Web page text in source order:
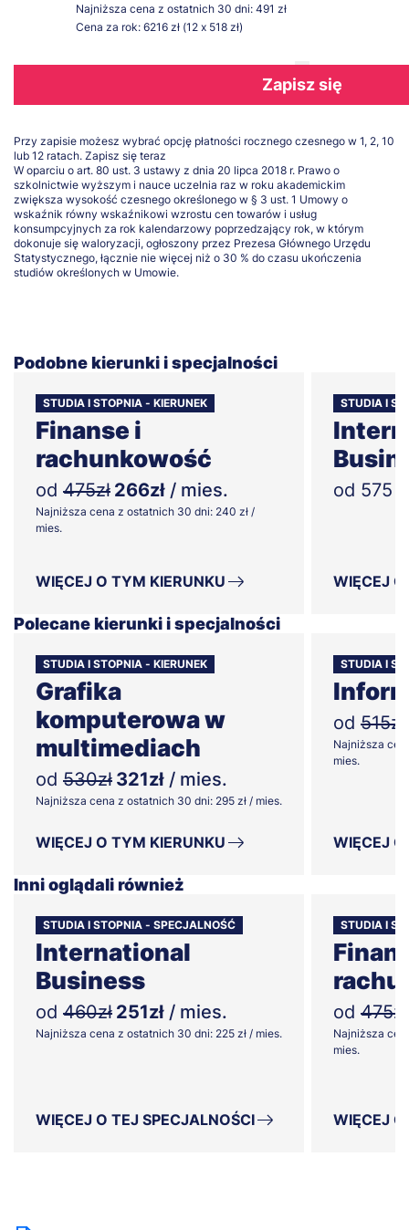
Najniższa cena z ostatnich 30 dni: 491 zł
Cena za rok: 6216 zł (12 x 518 zł)
Zapisz się
Przy zapisie możesz wybrać opcję płatności rocznego czesnego w 1, 2, 10
lub 12 ratach. Zapisz się teraz
W oparciu o art. 80 ust. 3 ustawy z dnia 20 lipca 2018 r. Prawo o
szkolnictwie wyższym i nauce uczelnia raz w roku akademickim
zwiększa wysokość czesnego określonego w § 3 ust. 1 Umowy o
wskaźnik równy wskaźnikowi wzrostu cen towarów i usług
konsumpcyjnych za rok kalendarzowy poprzedzający rok, w którym
dokonuje się waloryzacji, ogłoszony przez Prezesa Głównego Urzędu
Statystycznego, łącznie nie więcej niż o 30 % do czasu ukończenia
studiów określonych w Umowie.
Podobne kierunki i specjalności
STUDIA I STOPNIA - KIERUNEK
Finanse i
rachunkowość
od 475zł 266zł / mies.
Najniższa cena z ostatnich 30 dni: 240 zł /
mies.
WIĘCEJ O TYM KIERUNKU
STUDIA I
od 575
WIĘCEJ
Polecane kierunki i specjalności
STUDIA I STOPNIA - KIERUNEK
Grafika
komputerowa w
multimediach
od 530zł 321zł / mies.
Najniższa cena z ostatnich 30 dni: 295 zł / mies.
WIĘCEJ O TYM KIERUNKU
STUDIA I
od 515zł
Najniższa
mies.
WIĘCEJ
Inni oglądali również
STUDIA I STOPNIA - SPECJALNOŚĆ
International
Business
od 460zł 251zł / mies.
Najniższa cena z ostatnich 30 dni: 225 zł / mies.
WIĘCEJ O TEJ SPECJALNOŚCI
STUDIA I
od 475zł
Najniższa
mies.
WIĘCEJ